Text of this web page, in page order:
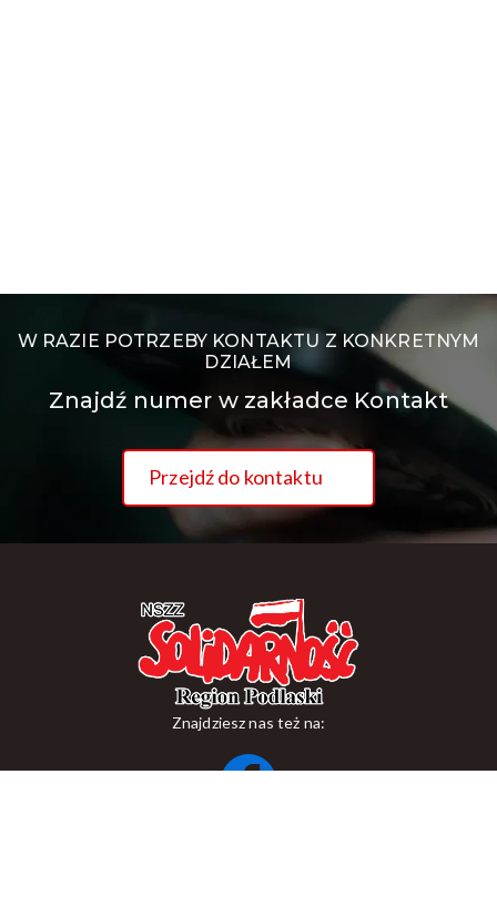
W RAZIE POTRZEBY KONTAKTU Z KONKRETNYM
DZIAŁEM
Znajdź numer w zakładce Kontakt
Przejdź do kontaktu
Znajdziesz nas też na: